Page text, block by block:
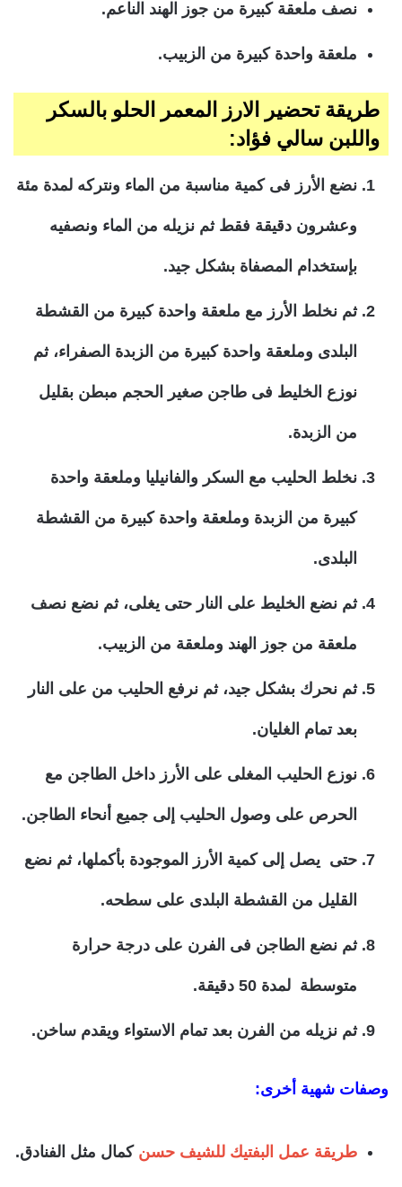
نصف ملعقة كبيرة من جوز الهند الناعم.
ملعقة واحدة كبيرة من الزبيب.
طريقة تحضير الارز المعمر الحلو بالسكر
واللبن سالي فؤاد:
نضع الأرز فى كمية مناسبة من الماء ونتركه لمدة مئة
وعشرون دقيقة فقط ثم نزيله من الماء ونصفيه
بإستخدام المصفاة بشكل جيد.
ثم نخلط الأرز مع ملعقة واحدة كبيرة من القشطة
البلدى وملعقة واحدة كبيرة من الزبدة الصفراء، ثم
نوزع الخليط فى طاجن صغير الحجم مبطن بقليل
من الزبدة.
نخلط الحليب مع السكر والفانيليا وملعقة واحدة
كبيرة من الزبدة وملعقة واحدة كبيرة من القشطة
البلدى.
ثم نضع الخليط على النار حتى يغلى، ثم نضع نصف
ملعقة من جوز الهند وملعقة من الزبيب.
ثم نحرك بشكل جيد، ثم نرفع الحليب من على النار
بعد تمام الغليان.
نوزع الحليب المغلى على الأرز داخل الطاجن مع
الحرص على وصول الحليب إلى جميع أنحاء الطاجن.
حتى يصل إلى كمية الأرز الموجودة بأكملها، ثم نضع
القليل من القشطة البلدى على سطحه.
ثم نضع الطاجن فى الفرن على درجة حرارة
متوسطة لمدة 50 دقيقة.
ثم نزيله من الفرن بعد تمام الاستواء ويقدم ساخن.
وصفات شهية أخرى:
طريقة عمل البفتيك للشيف حسن كمال مثل الفنادق.